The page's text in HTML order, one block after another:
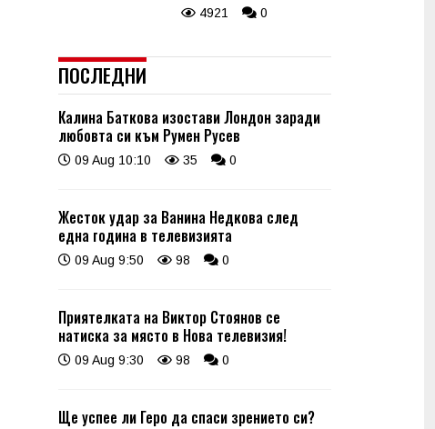
4921 0
ПОСЛЕДНИ
Калина Баткова изостави Лондон заради
любовта си към Румен Русев
09 Aug 10:10 35 0
Жесток удар за Ванина Недкова след
една година в телевизията
09 Aug 9:50 98 0
Приятелката на Виктор Стоянов се
натиска за място в Нова телевизия!
09 Aug 9:30 98 0
Ще успее ли Геро да спаси зрението си?